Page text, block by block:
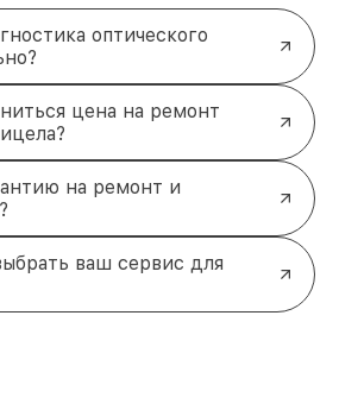
оптического
цена на ремонт
на ремонт и
ваш сервис для